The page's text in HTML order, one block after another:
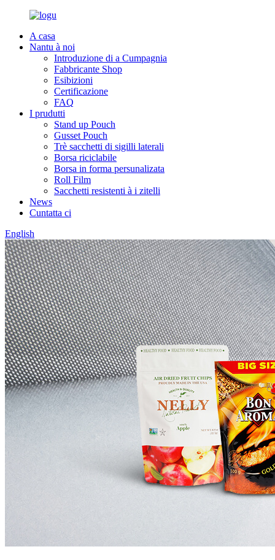
A casa
Nantu à noi
Introduzione di a Cumpagnia
Fabbricante Shop
Esibizioni
Certificazione
FAQ
I prudutti
Stand up Pouch
Gusset Pouch
Trè sacchetti di sigilli laterali
Borsa riciclabile
Borsa in forma persunalizata
Roll Film
Sacchetti resistenti à i zitelli
News
Cuntatta ci
English